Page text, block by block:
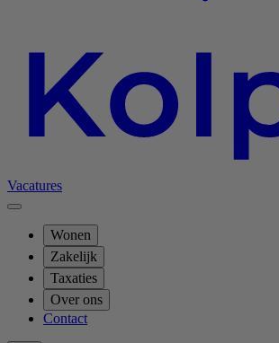
Vacatures
Wonen
Zakelijk
Taxaties
Over ons
Contact